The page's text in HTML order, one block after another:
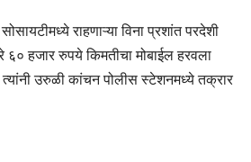
राहणाऱ्या विना प्रशांत परदेशी
हजार रुपये किमतीचा मोबाईल हरवला
त्यांनी उरुळी कांचन पोलीस स्टेशनमध्ये तक्रार